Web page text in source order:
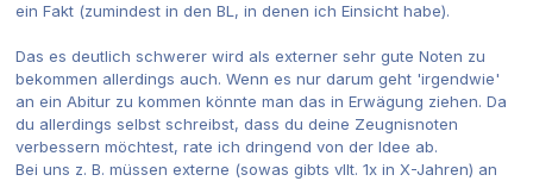
ein Fakt (zumindest in den BL, in denen ich Einsicht habe).
Das es deutlich schwerer wird als externer sehr gute Noten zu
bekommen allerdings auch. Wenn es nur darum geht 'irgendwie'
an ein Abitur zu kommen könnte man das in Erwägung ziehen. Da
du allerdings selbst schreibst, dass du deine Zeugnisnoten
verbessern möchtest, rate ich dringend von der Idee ab.
Bei uns z. B. müssen externe (sowas gibts vllt. 1x in X-Jahren) an